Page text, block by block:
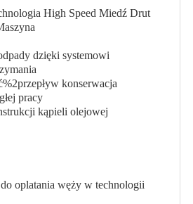
High Speed Miedź Drut
dzięki systemowi
konserwacja
pracy
kąpieli olejowej
oplatania węży w technologii